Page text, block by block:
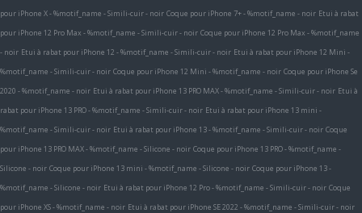
pour iPhone X - %motif_name - Simili-cuir - noir Coque pour iPhone 7+ - %motif_name - noir Etui à rabat
pour iPhone 12 Pro Max - %motif_name - Simili-cuir - noir Coque pour iPhone 12 Pro Max - %motif_name
- noir Etui à rabat pour iPhone 12 - %motif_name - Simili-cuir - noir Etui à rabat pour iPhone 12 Mini -
%motif_name - Simili-cuir - noir Coque pour iPhone 12 Mini - %motif_name - noir Coque pour iPhone Se
2020 - %motif_name - noir Etui à rabat pour iPhone 13 PRO MAX - %motif_name - Simili-cuir - noir Etui à
rabat pour iPhone 13 PRO - %motif_name - Simili-cuir - noir Etui à rabat pour iPhone 13 mini -
%motif_name - Simili-cuir - noir Etui à rabat pour iPhone 13 - %motif_name - Simili-cuir - noir Coque
pour iPhone 13 PRO MAX - %motif_name - Silicone - noir Coque pour iPhone 13 PRO - %motif_name -
Silicone - noir Coque pour iPhone 13 mini - %motif_name - Silicone - noir Coque pour iPhone 13 -
%motif_name - Silicone - noir Etui à rabat pour iPhone 12 Pro - %motif_name - Simili-cuir - noir Coque
pour iPhone XS - %motif_name - noir Etui à rabat pour iPhone SE 2022 - %motif_name - Simili-cuir - noir